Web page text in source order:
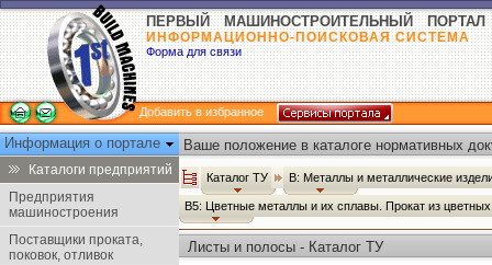
ПЕРВЫЙ МАШИНОСТРОИТЕЛЬНЫЙ ПОРТАЛ
ИНФОРМАЦИОННО-ПОИСКОВАЯ СИСТЕМА
Форма для связи
Добавить в избранное
Информация о портале
Каталоги предприятий
Предприятия
машиностроения
Поставщики проката,
поковок, отливок
Ваше положение в каталоге нормативных
Каталог ТУ В: Металлы и металлические
В5: Цветные металлы и их сплавы. Прокат из
Листы и полосы - Каталог ТУ